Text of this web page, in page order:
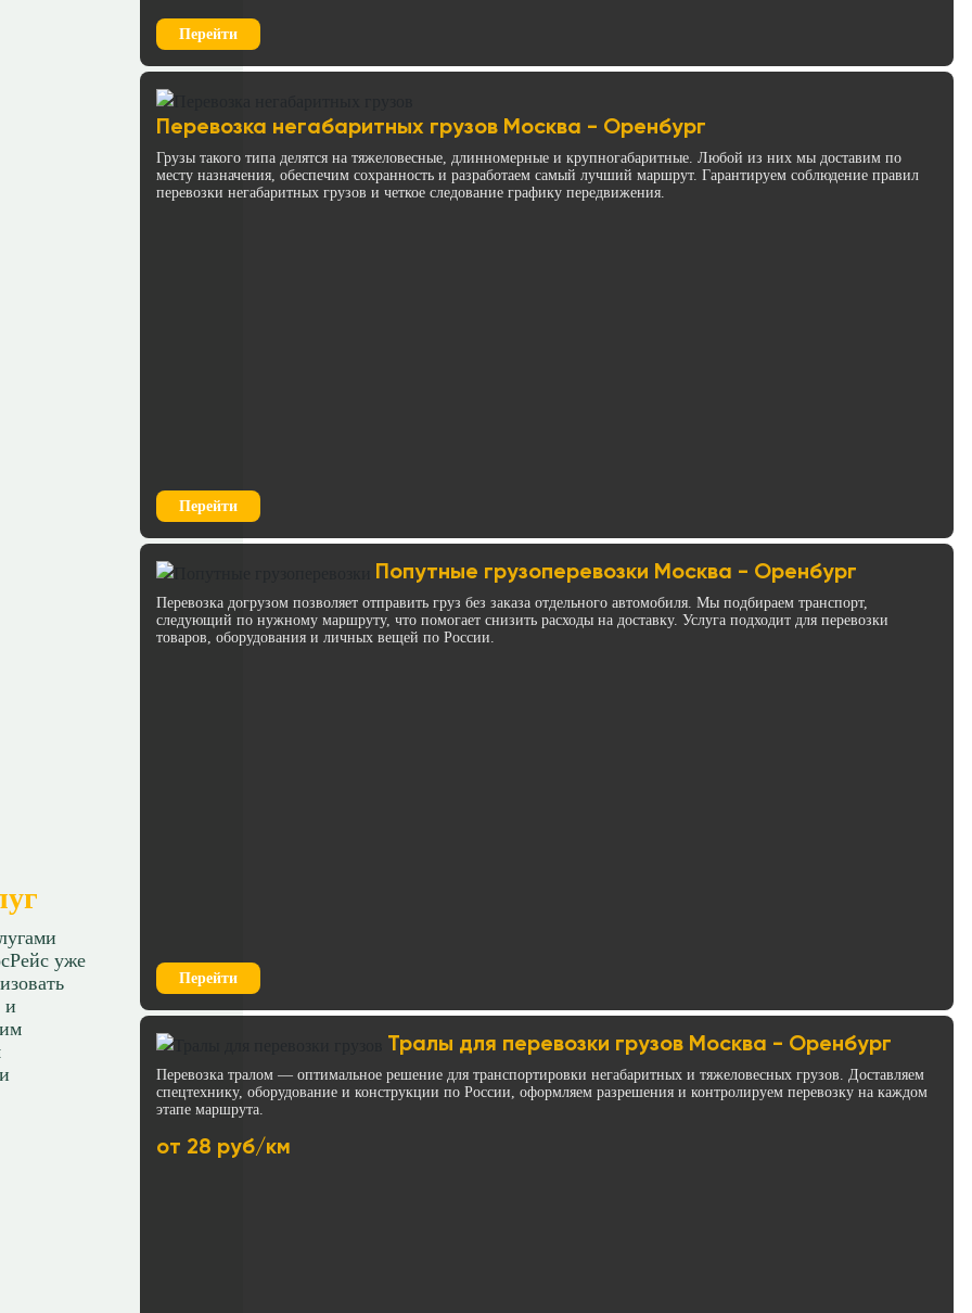
уже
и
Перейти
Перевозка негабаритных грузов Москва - Оренбург
Грузы такого типа делятся на тяжеловесные, длинномерные и крупногабаритные. Любой из них мы доставим по
месту назначения, обеспечим сохранность и разработаем самый лучший маршрут. Гарантируем соблюдение правил
перевозки негабаритных грузов и четкое следование графику передвижения.
Перейти
Попутные грузоперевозки Москва - Оренбург
Перевозка догрузом позволяет отправить груз без заказа отдельного автомобиля. Мы подбираем транспорт,
следующий по нужному маршруту, что помогает снизить расходы на доставку. Услуга подходит для перевозки
товаров, оборудования и личных вещей по России.
Перейти
Тралы для перевозки грузов Москва - Оренбург
Перевозка тралом — оптимальное решение для транспортировки негабаритных и тяжеловесных грузов. Доставляем
спецтехнику, оборудование и конструкции по России, оформляем разрешения и контролируем перевозку на каждом
этапе маршрута.
от 28 руб/км